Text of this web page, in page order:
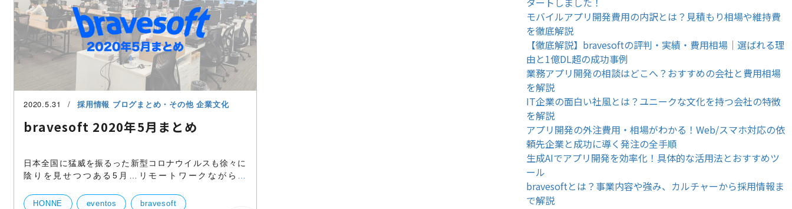
2020.5.31 採用情報 ブログまとめ・その他企業文化
bravesoft 2020年5月まとめ
日本全国に猛威を振るった新型コロナウイルスも徐々に
陰りを見せつつある5月…リモートワークながらも
HONNE eventos bravesoft
モバイルアプリ開発費用の内訳とは？見積もり相場や維持費
を徹底解説
【徹底解説】bravesoftの評判・実績・費用相場｜選ばれる理
由と1億DL超の成功事例
業務アプリ開発の相談はどこへ？おすすめの会社と費用相場
を解説
IT企業の面白い社風とは？ユニークな文化を持つ会社の特徴
を解説
アプリ開発の外注費用・相場がわかる！Web/スマホ対応の依
頼先企業と成功に導く発注の全手順
生成AIでアプリ開発を効率化！具体的な活用法とおすすめツ
ール
bravesoftとは？事業内容や強み、カルチャーから採用情報ま
で解説